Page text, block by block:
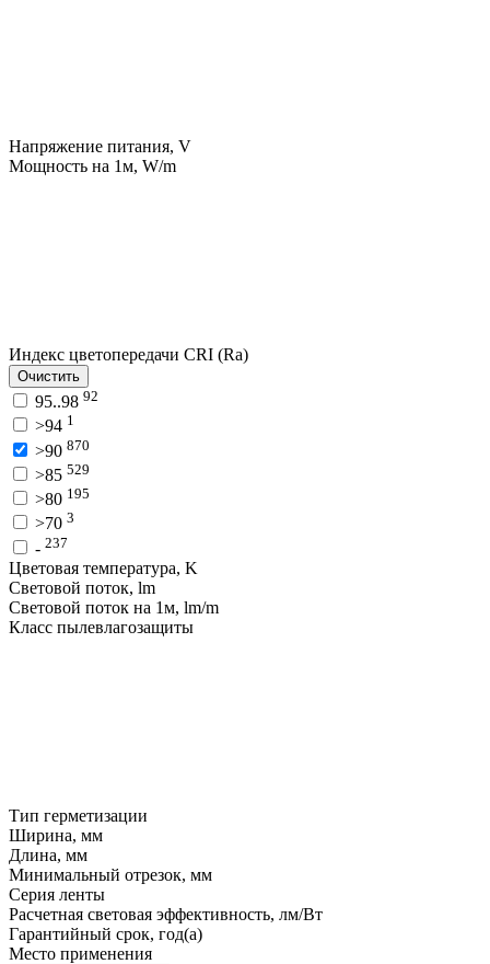
Напряжение питания, V
Мощность на 1м, W/m
Индекс цветопередачи CRI (Ra)
Очистить
95..98 92
>94 1
>90 870
>85 529
>80 195
>70 3
- 237
Цветовая температура, K
Световой поток, lm
Световой поток на 1м, lm/m
Класс пылевлагозащиты
Тип герметизации
Ширина, мм
Длина, мм
Минимальный отрезок, мм
Серия ленты
Расчетная световая эффективность, лм/Вт
Гарантийный срок, год(а)
Место применения